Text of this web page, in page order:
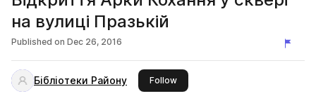
на вулиці Празькій
Published on Dec 26, 2016
Бібліотеки Району Followthis publisher